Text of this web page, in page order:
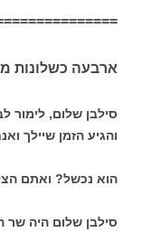
ארבעה כשלונות
סילבן שלום, לימור
והגיע הזמן שיילך
הוא נכשל? ואתם